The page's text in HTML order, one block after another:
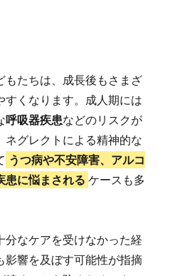
もたちは、成長後もさまざ
すくなります。成人期には
呼吸器疾患などのリスクが
ネグレクトによる精神的な
うつ病や不安障害、アルコ
患に悩まされる ケースも多
分なケアを受けなかった経
影響を及ぼす可能性が指摘